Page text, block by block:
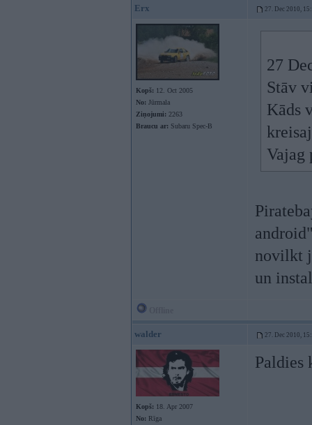
Erx 27. Dec 2010,
Kopš: 12. Oct 2005
No: Jūrmala
Ziņojumi: 2263
Braucu ar: Subaru Spec-B
27
Stāv
Kāds
Vajag
novilkt
un
walder 27. Dec 2010,
Kopš: 18. Apr 2007
No: Rīga
Paldies